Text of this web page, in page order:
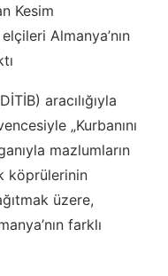
Kesim
Almanya’nın
aracılığıyla
„Kurbanını
mazlumların
köprülerinin
üzere,
farklı